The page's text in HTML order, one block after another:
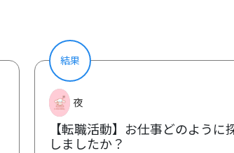
結果
夜
【転職活動】お仕事どのように
しましたか？